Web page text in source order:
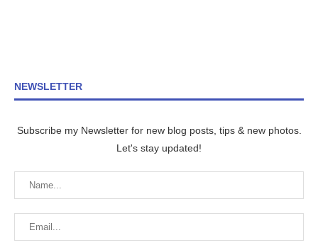
NEWSLETTER
Subscribe my Newsletter for new blog posts, tips & new photos.
Let's stay updated!